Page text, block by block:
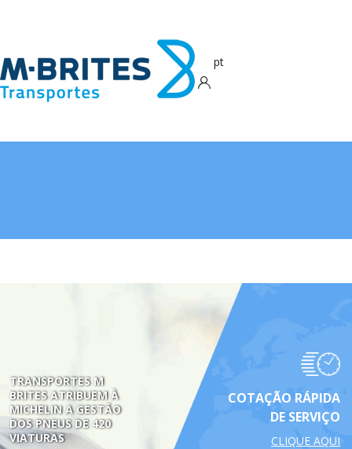
pt
TRANSPORTES M
BRITES ATRIBUEM À
MICHELIN A GESTÃO
DOS PNEUS DE 420
VIATURAS
COTAÇÃO RÁPIDA
DE SERVIÇO
CLIQUE AQUI